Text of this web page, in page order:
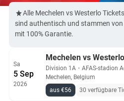
Alle Mechelen vs Westerlo
sind authentisch und stammen
mit 100% Garantie.
Sa
5 Sep
2026
Mechelen vs Westerlo
Division 1A ・ AFAS-stadion
Mechelen, Belgium
aus €56
30 verfügbare